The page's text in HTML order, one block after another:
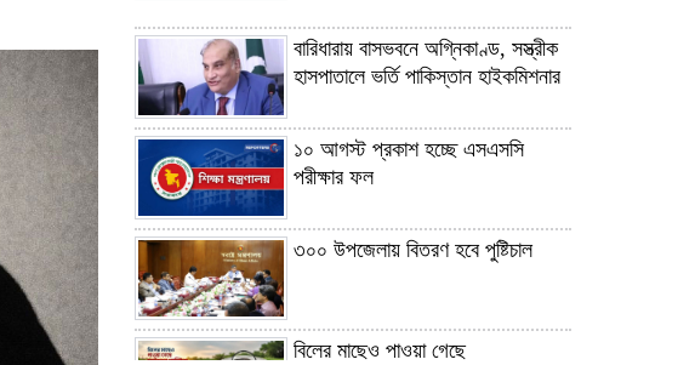
বারিধারায় বাসভবনে অগ্নিকাণ্ড, সস্ত্রীক
হাসপাতালে ভর্তি পাকিস্তান হাইকমিশনার
১০ আগস্ট প্রকাশ হচ্ছে এসএসসি
পরীক্ষার ফল
৩০০ উপজেলায় বিতরণ হবে পুষ্টিচাল
বিলের মাছেও পাওয়া গেছে